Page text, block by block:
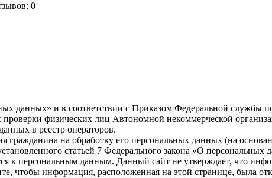
0
данных» и в соответствии с Приказом Федеральной службы
физических лиц Автономной некоммерческой
в реестр операторов.
гражданина на обработку его персональных данных (на
статьей 7 Федерального закона «О персональных
к персональным данным. Данный сайт не утверждает, что
чтобы информация, расположенная на этой странице, была